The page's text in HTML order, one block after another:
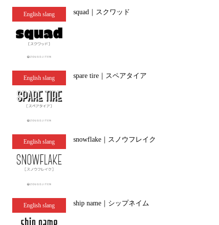
English slang squad｜スクワッド
English slang spare tire｜スペアタイア
English slang snowflake｜スノウフレイク
English slang ship name｜シップネイム